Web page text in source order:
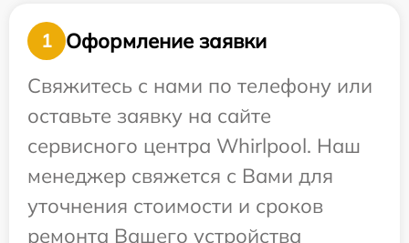
1
Оформление заявки
Свяжитесь с нами по телефону или
оставьте заявку на сайте
сервисного центра Whirlpool. Наш
менеджер свяжется с Вами для
уточнения стоимости и сроков
ремонта Вашего устройства